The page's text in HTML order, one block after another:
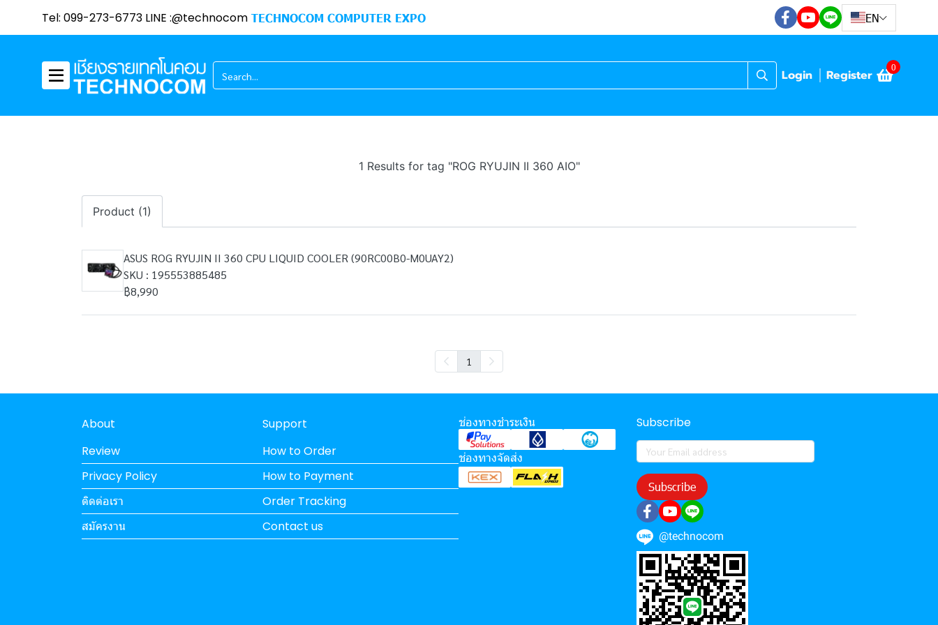
Tel: 099-273-6773 LINE :@technocom TECHNOCOM COMPUTER EXPO EN
Login Register 0
1 Results for tag "ROG RYUJIN II 360 AIO"
Product (1)
ASUS ROG RYUJIN II 360 CPU LIQUID COOLER (90RC00B0-M0UAY2)
SKU : 195553885485
฿8,990
1
About
Review
Privacy Policy
ติดต่อเรา
สมัครงาน
Support
How to Order
How to Payment
Order Tracking
Contact us
ช่องทางชำระเงิน
ช่องทางจัดส่ง
Subscribe
Subscribe
@technocom